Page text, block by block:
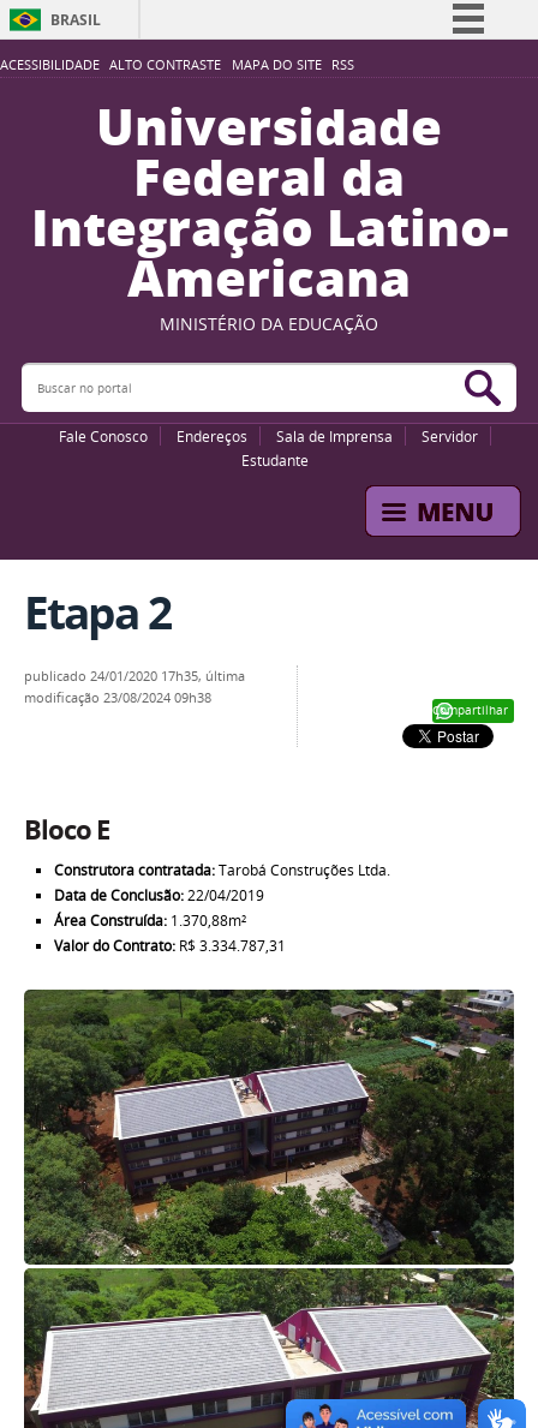
ACESSIBILIDADE ALTO CONTRASTE MAPA DO SITE RSS
BRASIL
Simplifique!
Participe
Acesso à informação
Legislação
Canais
Universidade
Federal da
Integração Latino-
Americana
MINISTÉRIO DA EDUCAÇÃO
Buscar no portal
Fale Conosco Endereços Sala de Imprensa
Servidor
Estudante
Etapa 2
Compartilhar
publicado 24/01/2020 17h35, última
modificação 23/08/2024 09h38
Bloco E
Construtora contratada:Tarobá Construções Ltda.
Data de Conclusão:22/04/2019
Área Construída:1.370,88m²
Valor do Contrato:R$ 3.334.787,31